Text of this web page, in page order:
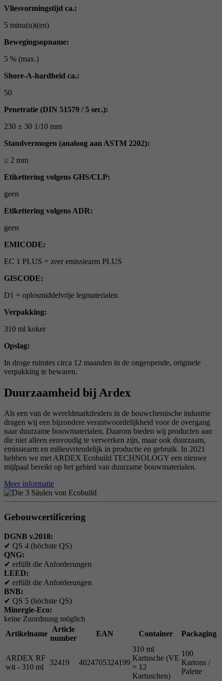
Vliesvormingstijd ca.:
5 minu(u)t(en)
Bewegingsopname:
5 % (max.)
Shore-A-hardheid ca.:
50
Penetratie (DIN 51579 / 5 sec.):
230 ± 30 1/10 mm
Standvermogen (analoog aan ASTM 2202):
≤ 2 mm
Etikettering volgens GHS/CLP:
geen
Etikettering volgens ADR:
geen
EMICODE:
EC 1 PLUS = zeer emissiearm PLUS
GISCODE:
D1 = oplosmiddelvrije legmaterialen
Verpakking:
310 ml koker
Opslag:
In droge ruimtes circa 12 maanden in de ongeopende, originele
verpakking te bewaren.
Duurzaamheid bij Ardex
Als een van de wereldmarktleiders in de bouwchemische industrie
dragen wij een bijzondere verantwoordelijkheid voor de overgang
naar duurzame bouwmaterialen. Daarom bieden wij producten aan
die niet alleen eenvoudig te verwerken zijn, maar ook duurzaam,
emissiearm en milieuvriendelijk in productie en gebruik. In 2021
hebben we met ARDEX Ecobuild TECHNOLOGY een nieuwe
mijlpaal bereikt op het gebied van duurzame bouwmaterialen.
Meer informatie
Gebouwcertificering
DGNB v.2018:
✔ QS 4 (höchste QS)
QNG:
✔ erfüllt die Anforderungen
LEED:
✔ erfüllt die Anforderungen
BNB:
✔ QS 5 (höchste QS)
Minergie-Eco:
keine Zuordnung möglich
Artikelname
Article
number
EAN Container Packaging
ARDEX RF
wit - 310 ml
32419 4024705324199
310 ml
Kartusche (VE
= 12
Kartuschen)
100
Kartons /
Palette